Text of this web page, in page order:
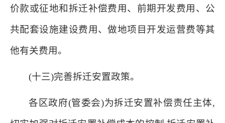
价款或征地和拆迁补偿费用、前期开发费用、公
共配套设施建设费用、做地项目开发运营费等其
他有关费用。
(十三)完善拆迁安置政策。
各区政府(管委会)为拆迁安置补偿责任主体,